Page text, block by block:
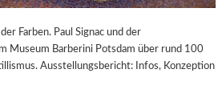
Farben. Paul Signac und der
Museum Barberini Potsdam über rund 100
Ausstellungsbericht: Infos, Konzeption